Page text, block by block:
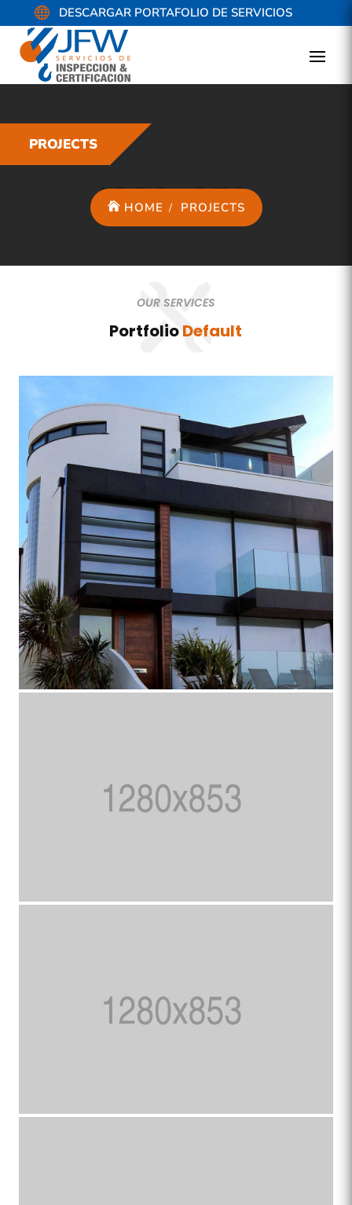
 DESCARGAR PORTAFOLIO DE SERVICIOS
PROJECTS
HOME PROJECTS
OUR SERVICES
PortfolioDefault